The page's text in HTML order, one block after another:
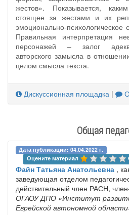
жестов». Показывается,
стоящее за жестами и их
эмоционально-психологическое
Правильная интерпретация
персонажей – залог
авторского замысла в
целом смысла текста.
Дискуссионная площадка |
Общая
Дата публикации: 04.04.2022 г.
Оцените материал
Файн Татьяна Анатольевна ,
заведующая отделом
действительный член РАСН,
ОГАОУ ДПО «Институт
Еврейской автономной